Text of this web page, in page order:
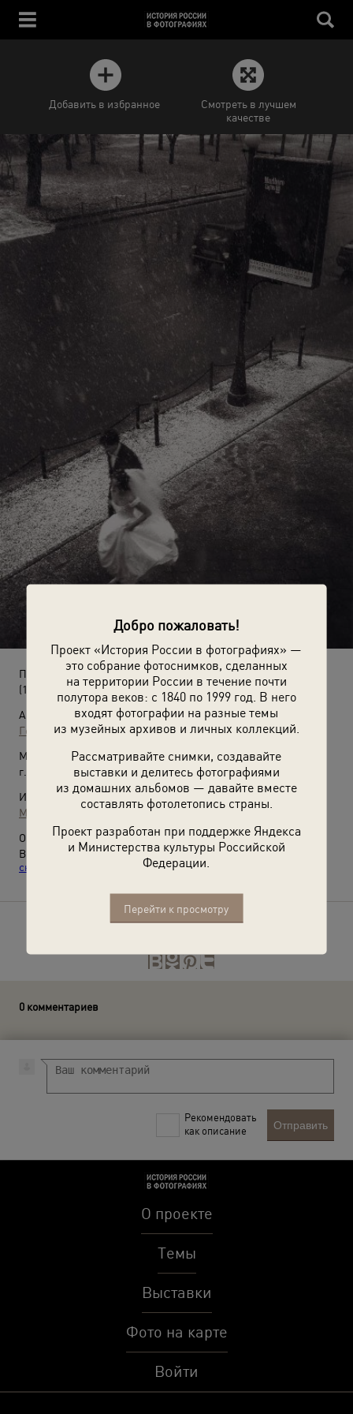
Добро пожаловать!
Проект «История России в фотографиях» —
это собрание фотоснимков, сделанных
на территории России в течение почти
полутора веков: с 1840 по 1999 год. В него
входят фотографии на разные темы
из музейных архивов и личных коллекций.
Рассматривайте снимки, создавайте
выставки и делитесь фотографиями
из домашних альбомов — давайте вместе
составлять фотолетопись страны.
Проект разработан при поддержке Яндекса
и Министерства культуры Российской
Федерации.
Перейти к просмотру
Добавить в избранное
Смотреть в лучшем
качестве
Первый снег
(1990 год)
Автор:
Георгий Розов
Место съемки:
г. Москва
Источники:
МАММ / МДФ
О фотографии:
Выставки«10 лучших свадебных фотографий»,«Первый
снег»
«Про любовь»с этой фотографией.
0 комментариев
Рекомендовать
как описание
Отправить
О проекте
Темы
Выставки
Фото на карте
Войти